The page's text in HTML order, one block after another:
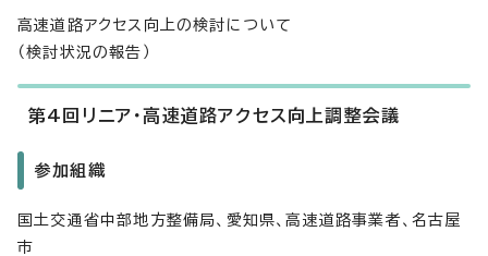
高速道路アクセス向上の検討について
（検討状況の報告）
第4回リニア・高速道路アクセス向上調整会議
参加組織
国土交通省中部地方整備局、愛知県、高速道路事業者、名古屋
市